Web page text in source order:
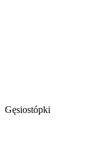
Gęsiostópki